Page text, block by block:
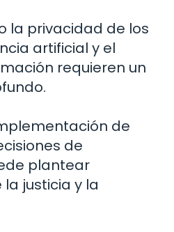
la privacidad de los
artificial y el
requieren un
de
de
plantear
justicia y la